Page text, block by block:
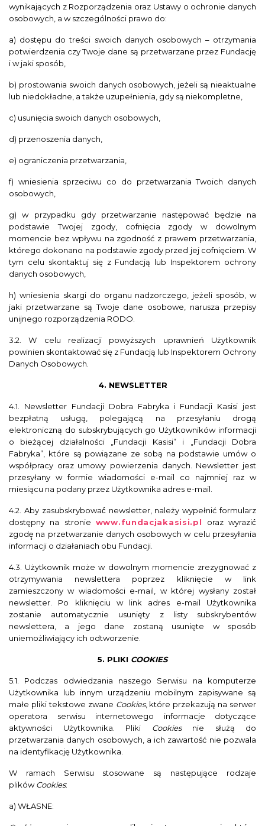
wynikających z Rozporządzenia oraz Ustawy o ochronie danych
osobowych, a w szczególności prawo do:
a) dostępu do treści swoich danych osobowych – otrzymania
potwierdzenia czy Twoje dane są przetwarzane przez Fundację
i w jaki sposób,
b) prostowania swoich danych osobowych, jeżeli są nieaktualne
lub niedokładne, a także uzupełnienia, gdy są niekompletne,
c) usunięcia swoich danych osobowych,
d) przenoszenia danych,
e) ograniczenia przetwarzania,
f) wniesienia sprzeciwu co do przetwarzania Twoich danych
osobowych,
g) w przypadku gdy przetwarzanie następować będzie na
podstawie Twojej zgody, cofnięcia zgody w dowolnym
momencie bez wpływu na zgodność z prawem przetwarzania,
którego dokonano na podstawie zgody przed jej cofnięciem. W
tym celu skontaktuj się z Fundacją lub Inspektorem ochrony
danych osobowych,
h) wniesienia skargi do organu nadzorczego, jeżeli sposób, w
jaki przetwarzane są Twoje dane osobowe, narusza przepisy
unijnego rozporządzenia RODO.
3.2. W celu realizacji powyższych uprawnień Użytkownik
powinien skontaktować się z Fundacją lub Inspektorem Ochrony
Danych Osobowych.
4. NEWSLETTER
4.1. Newsletter Fundacji Dobra Fabryka i Fundacji Kasisi jest
bezpłatną usługą, polegającą na przesyłaniu drogą
elektroniczną do subskrybujących go Użytkowników informacji
o bieżącej działalności „Fundacji Kasisi” i „Fundacji Dobra
Fabryka”, które są powiązane ze sobą na podstawie umów o
współpracy oraz umowy powierzenia danych. Newsletter jest
przesyłany w formie wiadomości e-mail co najmniej raz w
miesiącu na podany przez Użytkownika adres e-mail.
4.2. Aby zasubskrybować́ newsletter, należy wypełnić formularz
dostępny na stronie www.fundacjakasisi.pl oraz wyrazić́
zgodę̨ na przetwarzanie danych osobowych w celu przesyłania
informacji o działaniach obu Fundacji.
4.3. Użytkownik może w dowolnym momencie zrezygnować z
otrzymywania newslettera poprzez kliknięcie w link
zamieszczony w wiadomości e-mail, w której wysłany został
newsletter. Po kliknięciu w link adres e-mail Użytkownika
zostanie automatycznie usunięty z listy subskrybentów
newslettera, a jego dane zostaną usunięte w sposób
uniemożliwiający ich odtworzenie.
5. PLIKI COOKIES
5.1. Podczas odwiedzania naszego Serwisu na komputerze
Użytkownika lub innym urządzeniu mobilnym zapisywane są
małe pliki tekstowe zwane Cookies, które przekazują na serwer
operatora serwisu internetowego informacje dotyczące
aktywności Użytkownika. Pliki Cookiesnie służą do
przetwarzania danych osobowych, a ich zawartość nie pozwala
na identyfikację Użytkownika.
W ramach Serwisu stosowane są następujące rodzaje
plikówCookies:
a) WŁASNE: